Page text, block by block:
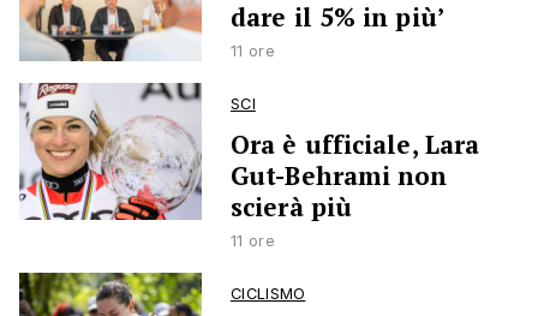
dare il 5% in più’
11 ore
SCI
Ora è ufficiale, Lara
Gut-Behrami non
scierà più
11 ore
CICLISMO